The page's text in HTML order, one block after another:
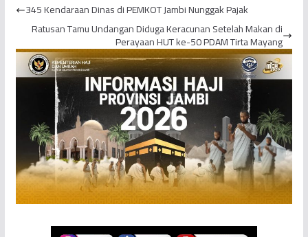
Spesialis hing...
345 Kendaraan Dinas di PEMKOT Jambi Nunggak Pajak
Ratusan Tamu Undangan Diduga Keracunan Setelah Makan di
Perayaan HUT ke-50 PDAM Tirta Mayang